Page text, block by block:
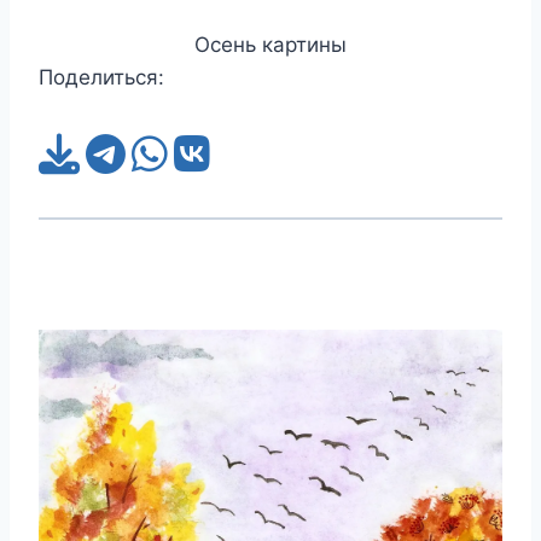
Осень картины
Поделиться: